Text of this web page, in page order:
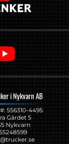
i Nykvarn AB
‍556310-4495
Gärdet 5
Nykvarn